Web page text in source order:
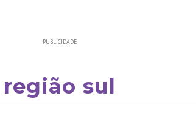
PUBLICIDADE
região sul